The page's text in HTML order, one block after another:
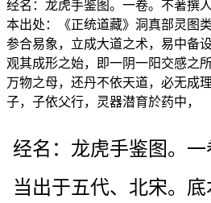
经名：龙虎手鉴图。一卷。不著撰
本出处：《正统道藏》洞真部灵图
参合易象，立成大道之术，易中备
观其成形之始，即一阴一阳交感之
万物之母，还丹不依天道，必无成
子，子依父行，灵器潜育於药中，
经名：龙虎手鉴图。一
当出于五代、北宋。